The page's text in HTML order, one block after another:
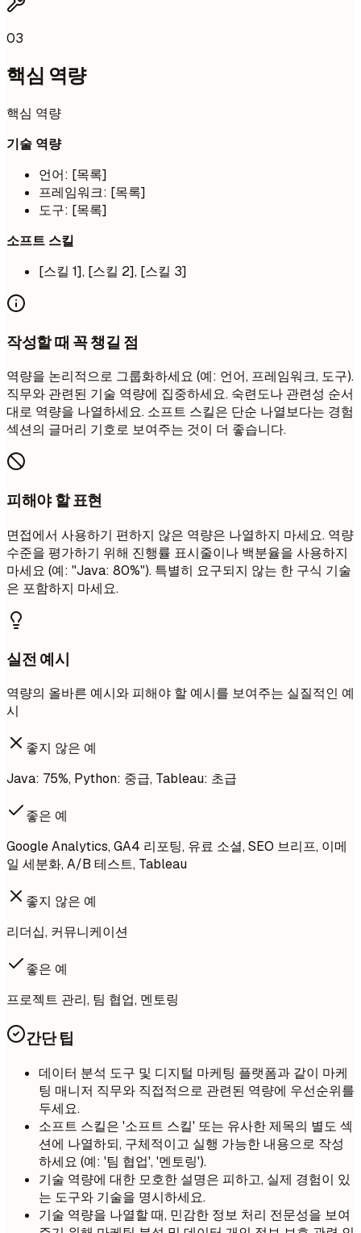
03
핵심 역량
핵심 역량
기술 역량
언어: [목록]
프레임워크: [목록]
도구: [목록]
소프트 스킬
[스킬 1], [스킬 2], [스킬 3]
작성할 때 꼭 챙길 점
역량을 논리적으로 그룹화하세요 (예: 언어, 프레임워크, 도구).
직무와 관련된 기술 역량에 집중하세요. 숙련도나 관련성 순서
대로 역량을 나열하세요. 소프트 스킬은 단순 나열보다는 경험
섹션의 글머리 기호로 보여주는 것이 더 좋습니다.
피해야 할 표현
면접에서 사용하기 편하지 않은 역량은 나열하지 마세요. 역량
수준을 평가하기 위해 진행률 표시줄이나 백분율을 사용하지
마세요 (예: "Java: 80%"). 특별히 요구되지 않는 한 구식 기술
은 포함하지 마세요.
실전 예시
역량의 올바른 예시와 피해야 할 예시를 보여주는 실질적인 예
시
좋지 않은 예
Java: 75%, Python: 중급, Tableau: 초급
좋은 예
Google Analytics, GA4 리포팅, 유료 소셜, SEO 브리프, 이메
일 세분화, A/B 테스트, Tableau
좋지 않은 예
리더십, 커뮤니케이션
좋은 예
프로젝트 관리, 팀 협업, 멘토링
간단 팁
데이터 분석 도구 및 디지털 마케팅 플랫폼과 같이 마케
팅 매니저 직무와 직접적으로 관련된 역량에 우선순위를
두세요.
소프트 스킬은 '소프트 스킬' 또는 유사한 제목의 별도 섹
션에 나열하되, 구체적이고 실행 가능한 내용으로 작성
하세요 (예: '팀 협업', '멘토링').
기술 역량에 대한 모호한 설명은 피하고, 실제 경험이 있
는 도구와 기술을 명시하세요.
기술 역량을 나열할 때, 민감한 정보 처리 전문성을 보여